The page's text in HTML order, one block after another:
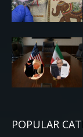
POPULAR